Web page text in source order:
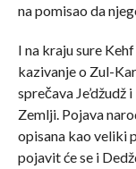
na pomisao da
I na kraju sure
kazivanje o Zul-
sprečava Je’džudž
Zemlji. Pojava
opisana kao veliki
pojavit će se i